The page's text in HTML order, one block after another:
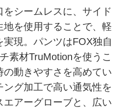
をシームレスに、サイド
地を使用することで、軽
現。パンツはFOX独自
素材TruMotionを使うこ
の動きやすさを高めてい
ング加工で高い通気性を
アーグローブと、広い